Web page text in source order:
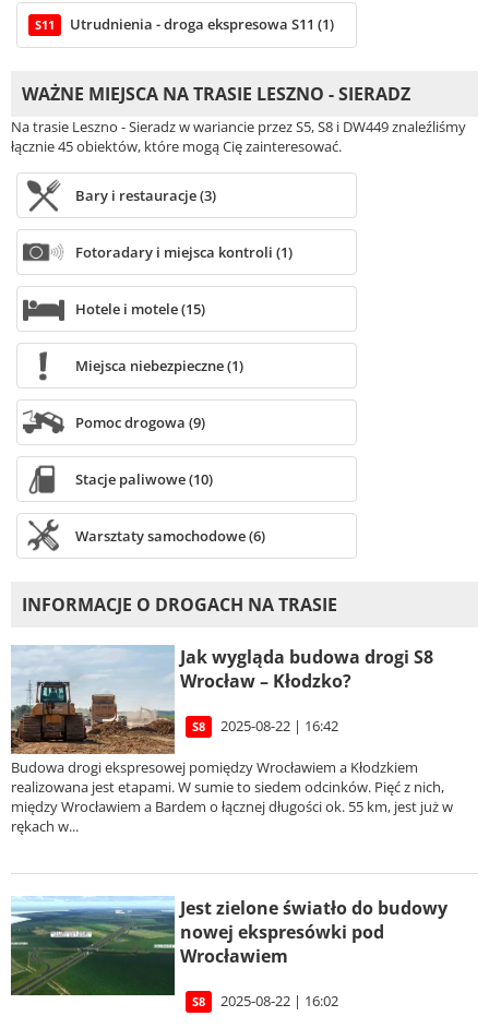
S11 Utrudnienia - droga ekspresowa S11 (1)
WAŻNE MIEJSCA NA TRASIE LESZNO - SIERADZ
Na trasie Leszno - Sieradz w wariancie przez S5, S8 i DW449 znaleźliśmy
łącznie 45 obiektów, które mogą Cię zainteresować.
Bary i restauracje (3)
Fotoradary i miejsca kontroli (1)
Hotele i motele (15)
Miejsca niebezpieczne (1)
Pomoc drogowa (9)
Stacje paliwowe (10)
Warsztaty samochodowe (6)
INFORMACJE O DROGACH NA TRASIE
Jak wygląda budowa drogi S8
Wrocław – Kłodzko?
S8 2025-08-22 | 16:42
Budowa drogi ekspresowej pomiędzy Wrocławiem a Kłodzkiem
realizowana jest etapami. W sumie to siedem odcinków. Pięć z nich,
między Wrocławiem a Bardem o łącznej długości ok. 55 km, jest już w
rękach w...
Jest zielone światło do budowy
nowej ekspresówki pod
Wrocławiem
S8 2025-08-22 | 16:02